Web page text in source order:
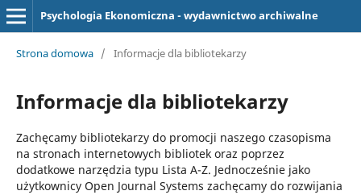
Psychologia Ekonomiczna - wydawnictwo archiwalne
Strona domowa / Informacje dla bibliotekarzy
Informacje dla bibliotekarzy
Zachęcamy bibliotekarzy do promocji naszego czasopisma
na stronach internetowych bibliotek oraz poprzez
dodatkowe narzędzia typu Lista A-Z. Jednocześnie jako
użytkownicy Open Journal Systems zachęcamy do rozwijania